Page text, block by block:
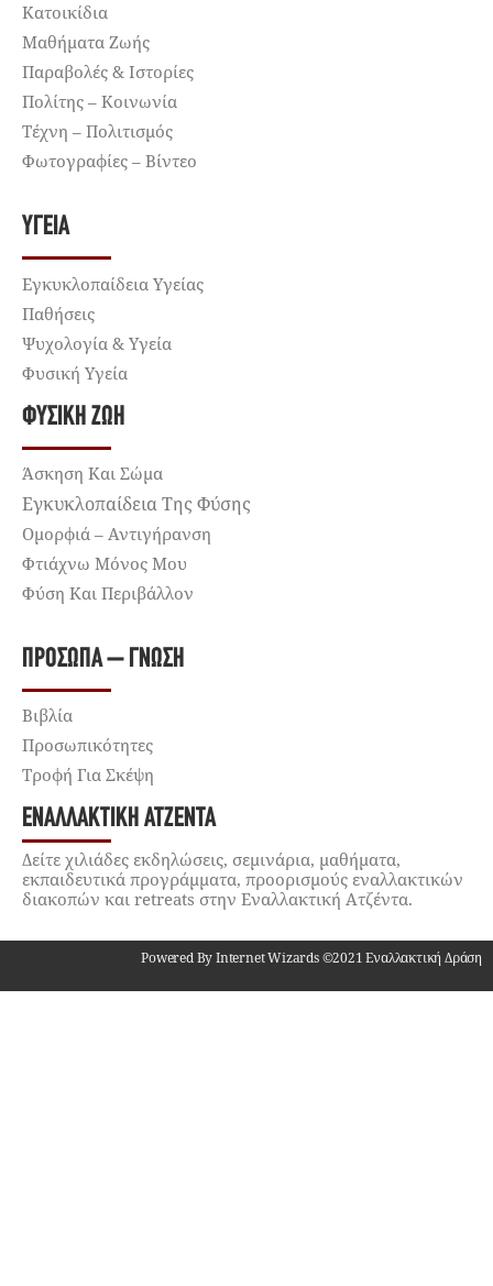
Κατοικίδια
Μαθήματα Ζωής
Παραβολές & Ιστορίες
Πολίτης – Κοινωνία
Τέχνη – Πολιτισμός
Φωτογραφίες – Βίντεο
ΥΓΕΊΑ
Εγκυκλοπαίδεια Υγείας
Παθήσεις
Ψυχολογία & Υγεία
Φυσική Υγεία
ΦΥΣΙΚΉ ΖΩΉ
Άσκηση Και Σώμα
Εγκυκλοπαίδεια Της Φύσης
Ομορφιά – Αντιγήρανση
Φτιάχνω Μόνος Μου
Φύση Και Περιβάλλον
ΠΡΌΣΩΠΑ – ΓΝΏΣΗ
Βιβλία
Προσωπικότητες
Τροφή Για Σκέψη
ΕΝΑΛΛΑΚΤΙΚΉ ΑΤΖΈΝΤΑ
Δείτε χιλιάδες εκδηλώσεις, σεμινάρια, μαθήματα,
εκπαιδευτικά προγράμματα, προορισμούς εναλλακτικών
διακοπών και retreats στην Εναλλακτική Ατζέντα.
Powered By Internet Wizards ©2021 Εναλλακτική Δράση